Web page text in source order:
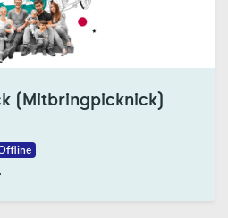
(Mitbringpicknick)